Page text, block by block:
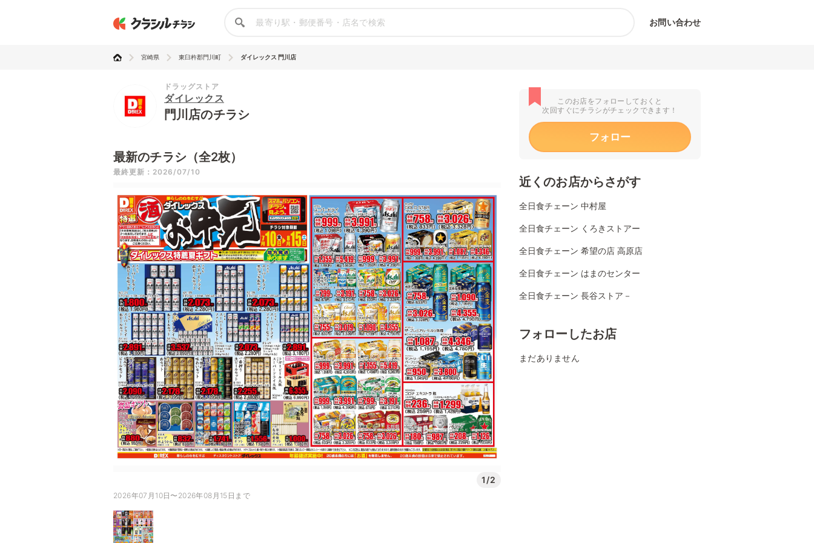
お問い合わせ
宮崎県 東臼杵郡門川町 ダイレックス 門川店
ドラッグストア
ダイレックス
門川店のチラシ
最新のチラシ（全2枚）
最終更新：2026/07/10
1/2
2026年07月10日〜2026年08月15日まで
このお店をフォローしておくと
次回すぐにチラシがチェックできます！
フォロー
近くのお店からさがす
全日食チェーン 中村屋
全日食チェーン くろきストアー
全日食チェーン 希望の店 高原店
全日食チェーン はまのセンター
全日食チェーン 長谷ストア－
フォローしたお店
まだありません